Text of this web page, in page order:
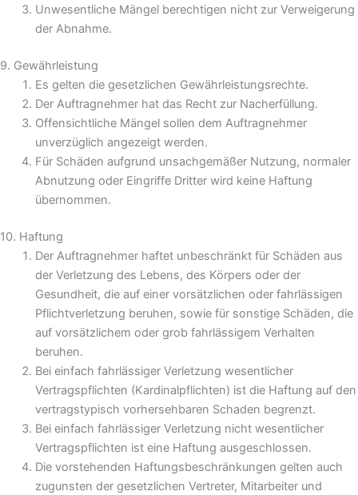
Unwesentliche Mängel berechtigen nicht zur Verweigerung
der Abnahme.
9. Gewährleistung
Es gelten die gesetzlichen Gewährleistungsrechte.
Der Auftragnehmer hat das Recht zur Nacherfüllung.
Offensichtliche Mängel sollen dem Auftragnehmer
unverzüglich angezeigt werden.
Für Schäden aufgrund unsachgemäßer Nutzung, normaler
Abnutzung oder Eingriffe Dritter wird keine Haftung
übernommen.
10. Haftung
Der Auftragnehmer haftet unbeschränkt für Schäden aus
der Verletzung des Lebens, des Körpers oder der
Gesundheit, die auf einer vorsätzlichen oder fahrlässigen
Pflichtverletzung beruhen, sowie für sonstige Schäden, die
auf vorsätzlichem oder grob fahrlässigem Verhalten
beruhen.
Bei einfach fahrlässiger Verletzung wesentlicher
Vertragspflichten (Kardinalpflichten) ist die Haftung auf den
vertragstypisch vorhersehbaren Schaden begrenzt.
Bei einfach fahrlässiger Verletzung nicht wesentlicher
Vertragspflichten ist eine Haftung ausgeschlossen.
Die vorstehenden Haftungsbeschränkungen gelten auch
zugunsten der gesetzlichen Vertreter, Mitarbeiter und